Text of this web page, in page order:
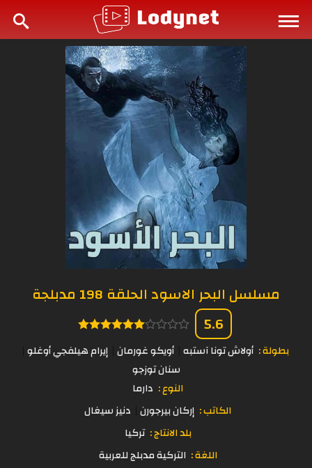
مسلسل البحر الاسود الحلقة 198 مدبلجة
5.6
بطولة : أولاش تونا آستبه أويكو غورمان إيرام هيلفجي أوغلو
سنان توزجو
النوع : دارما
الكاتب : إركان بيرجورن دنيز سيغال
بلد الانتاج : تركيا
اللغة : التركية مدبلج للعربية